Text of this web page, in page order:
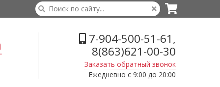
7-904-500-51-61,
8(863)621-00-30
Заказать обратный звонок
Ежедневно с 9:00 до 20:00